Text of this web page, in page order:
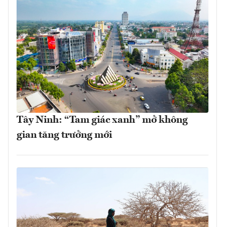
Tây Ninh: “Tam giác xanh” mở không
gian tăng trưởng mới